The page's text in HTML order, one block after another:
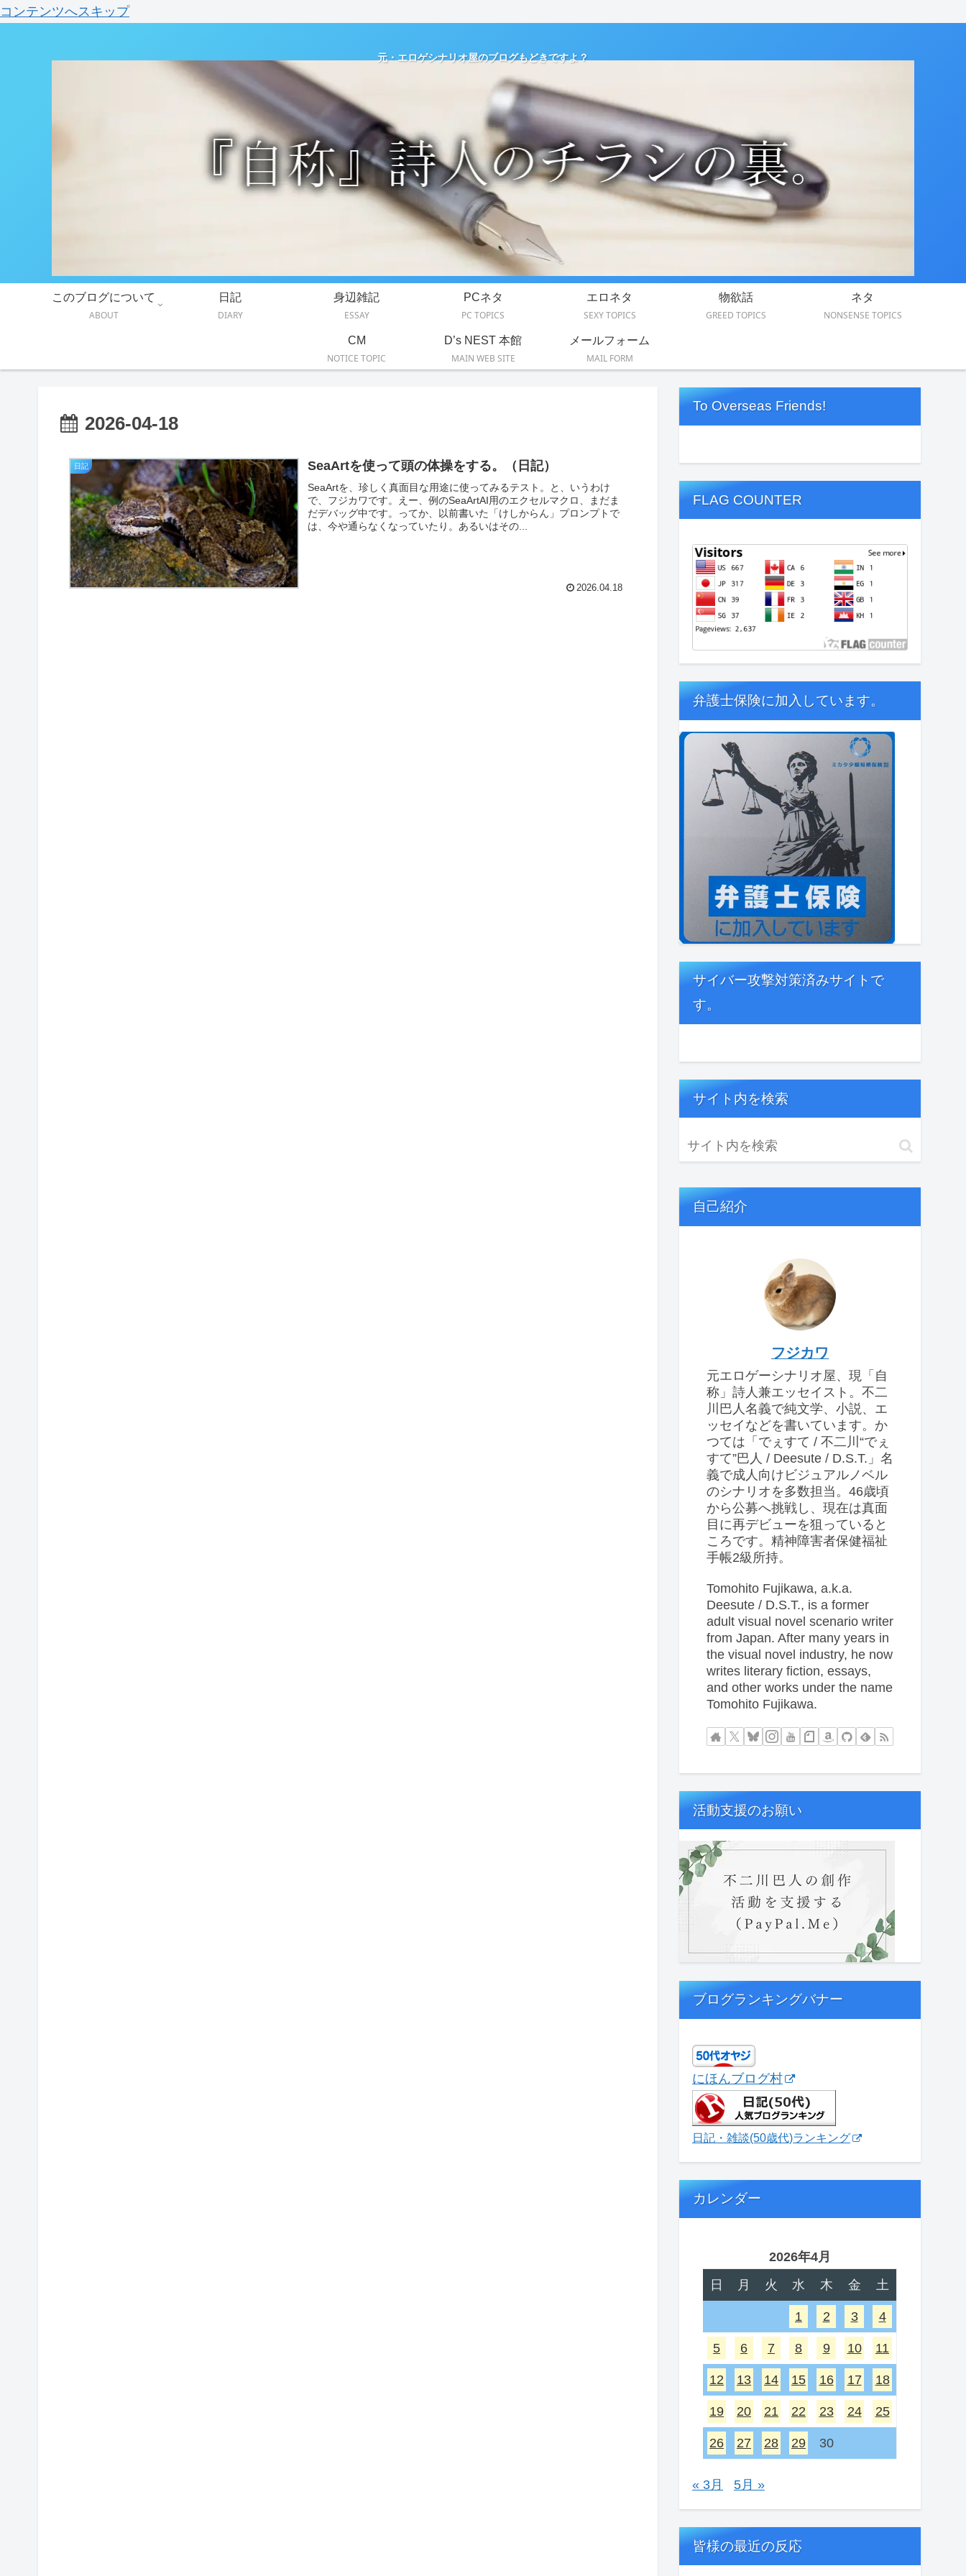
コンテンツへスキップ
元・エロゲシナリオ屋のブログもどきですよ？
このブログについて
ABOUT
日記
DIARY
身辺雑記
ESSAY
PCネタ
PC TOPICS
エロネタ
SEXY TOPICS
物欲話
GREED TOPICS
ネタ
NONSENSE TOPICS
CM
NOTICE TOPIC
D’s NEST 本館
MAIN WEB SITE
メールフォーム
MAIL FORM
2026-04-18
日記 SeaArtを使って頭の体操をする。（日記）
SeaArtを、珍しく真面目な用途に使ってみるテスト。と、いうわけ
で、フジカワです。えー、例のSeaArtAI用のエクセルマクロ、まだま
だデバッグ中です。ってか、以前書いた「けしからん」プロンプトで
は、今や通らなくなっていたり。あるいはその...
2026.04.18
To Overseas Friends!
FLAG COUNTER
弁護士保険に加入しています。
サイバー攻撃対策済みサイトで
す。
サイト内を検索
自己紹介
フジカワ
元エロゲーシナリオ屋、現「自
称」詩人兼エッセイスト。不二
川巴人名義で純文学、小説、エ
ッセイなどを書いています。か
つては「でぇすて / 不二川“でぇ
すて”巴人 / Deesute / D.S.T.」名
義で成人向けビジュアルノベル
のシナリオを多数担当。46歳頃
から公募へ挑戦し、現在は真面
目に再デビューを狙っていると
ころです。精神障害者保健福祉
手帳2級所持。
Tomohito Fujikawa, a.k.a.
Deesute / D.S.T., is a former
adult visual novel scenario writer
from Japan. After many years in
the visual novel industry, he now
writes literary fiction, essays,
and other works under the name
Tomohito Fujikawa.
活動支援のお願い
ブログランキングバナー
にほんブログ村
日記・雑談(50歳代)ランキング
カレンダー
2026年4月
日
月 火 水 木 金 土
1 2 3 4
5 6 7 8 9 10 11
12 13 14 15 16 17 18
19 20 21 22 23 24 25
26 27 28 29 30
« 3月 5月 »
皆様の最近の反応